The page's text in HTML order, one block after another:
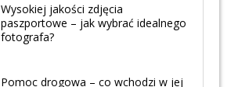
Wysokiej jakości zdjęcia
paszportowe – jak wybrać idealnego
fotografa?
Pomoc drogowa – co wchodzi w jej